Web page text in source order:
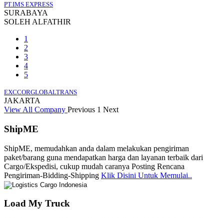
PT.IMS EXPRESS
SURABAYA
SOLEH ALFATHIR
1
2
3
4
5
EXCCORGLOBALTRANS
JAKARTA
View All Company Previous 1 Next
ShipME
ShipME, memudahkan anda dalam melakukan pengiriman
paket/barang guna mendapatkan harga dan layanan terbaik dari
Cargo/Ekspedisi, cukup mudah caranya Posting Rencana
Pengiriman-Bidding-Shipping Klik Disini Untuk Memulai..
Load My Truck